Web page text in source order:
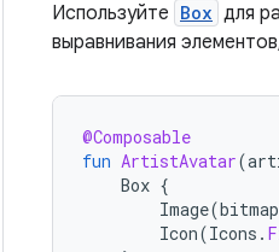
Используйте Box для
выравнивания
@Composable
fun ArtistAvatar(
Box {
Image(bitmap
Icon(Icons .